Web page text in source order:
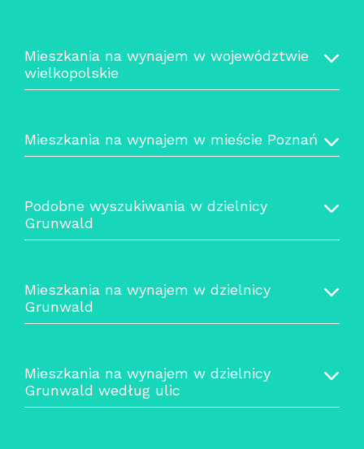
Mieszkania na wynajem w województwie
wielkopolskie
Mieszkania na wynajem w mieście Poznań
Podobne wyszukiwania w dzielnicy
Grunwald
Mieszkania na wynajem w dzielnicy
Grunwald
Mieszkania na wynajem w dzielnicy
Grunwald według ulic